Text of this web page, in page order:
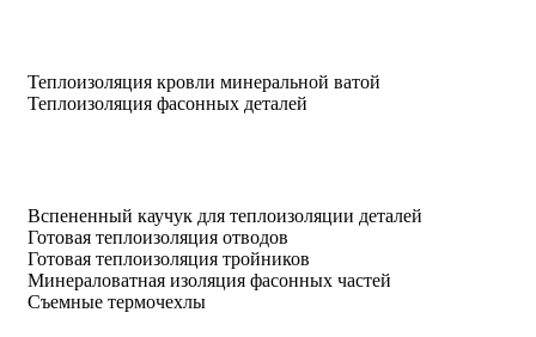
Теплоизоляция кровли минеральной ватой
Теплоизоляция фасонных деталей
Вспененный каучук для теплоизоляции деталей
Готовая теплоизоляция отводов
Готовая теплоизоляция тройников
Минераловатная изоляция фасонных частей
Съемные термочехлы